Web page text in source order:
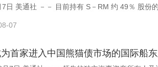
日 美通社 －－ 目前持有 S－RM 约 49％ 股份
07
首家进入中国熊猫债市场的国际船